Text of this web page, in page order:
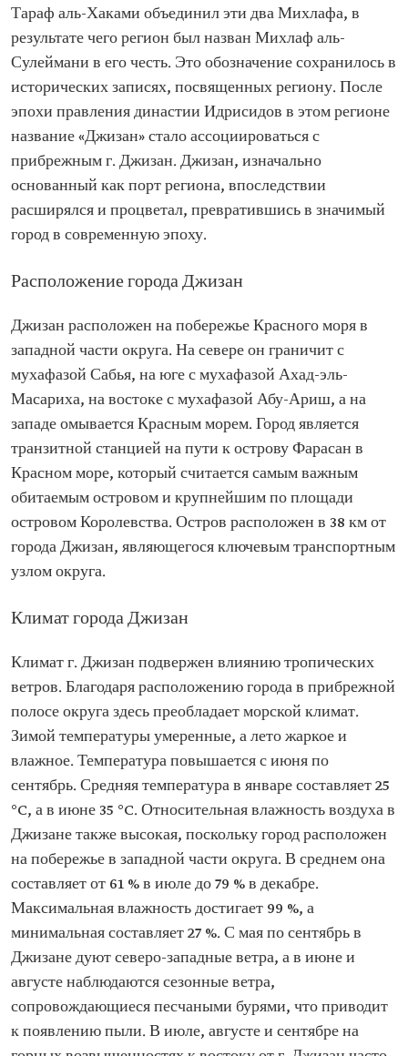
Тараф аль-Хаками объединил эти два Михлафа, в
результате чего регион был назван Михлаф аль-
Сулеймани в его честь. Это обозначение сохранилось в
исторических записях, посвященных региону. После
эпохи правления династии Идрисидов в этом регионе
название «Джизан» стало ассоциироваться с
прибрежным г. Джизан. Джизан, изначально
основанный как порт региона, впоследствии
расширялся и процветал, превратившись в значимый
город в современную эпоху.
Расположение города Джизан
Джизан расположен на побережье Красного моря в
западной части округа. На севере он граничит с
мухафазой Сабья, на юге с мухафазой Ахад-эль-
Масариха, на востоке с мухафазой Абу-Ариш, а на
западе омывается Красным морем. Город является
транзитной станцией на пути к острову Фарасан в
Красном море, который считается самым важным
обитаемым островом и крупнейшим по площади
островом Королевства. Остров расположен в 38 км от
города Джизан, являющегося ключевым транспортным
узлом округа.
Климат города Джизан
Климат г. Джизан подвержен влиянию тропических
ветров. Благодаря расположению города в прибрежной
полосе округа здесь преобладает морской климат.
Зимой температуры умеренные, а лето жаркое и
влажное. Температура повышается с июня по
сентябрь. Средняя температура в январе составляет 25
°C, а в июне 35 °C. Относительная влажность воздуха в
Джизане также высокая, поскольку город расположен
на побережье в западной части округа. В среднем она
составляет от 61 % в июле до 79 % в декабре.
Максимальная влажность достигает 99 %, а
минимальная составляет 27 %. С мая по сентябрь в
Джизане дуют северо-западные ветра, а в июне и
августе наблюдаются сезонные ветра,
сопровождающиеся песчаными бурями, что приводит
к появлению пыли. В июле, августе и сентябре на